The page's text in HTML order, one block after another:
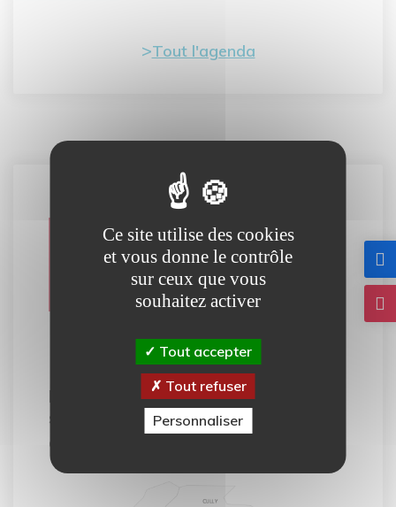
Tout l'agenda
Carte
interactive
Notre carte interactive vous
permet de découvrir tous les
services mis à votre disposition
dans la commune de Thue et Mue.
Ce site utilise des cookies
et vous donne le contrôle
sur ceux que vous
souhaitez activer
Tout accepter
Tout refuser
Personnaliser